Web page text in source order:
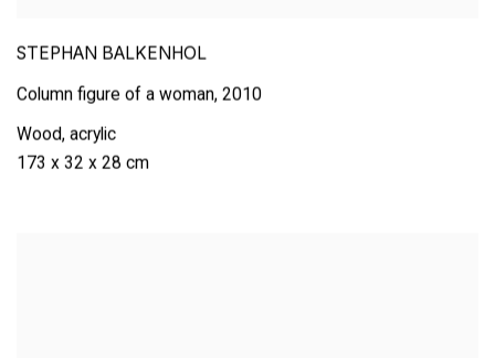
STEPHAN BALKENHOL
Column figure of a woman, 2010
Wood, acrylic
173 x 32 x 28 cm